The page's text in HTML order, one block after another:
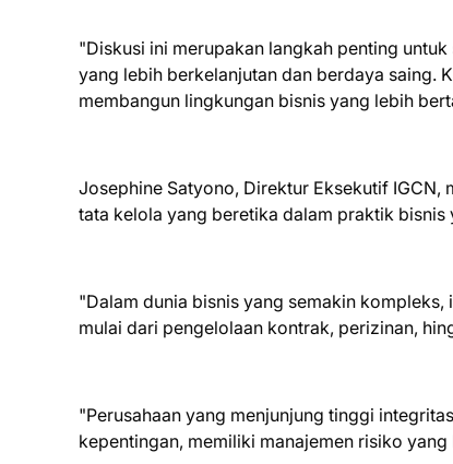
"Diskusi ini merupakan langkah penting
yang lebih berkelanjutan dan berdaya saing.
membangun lingkungan bisnis yang lebih
Josephine Satyono, Direktur Eksekutif
tata kelola yang beretika dalam praktik bisnis
"Dalam dunia bisnis yang semakin
mulai dari pengelolaan kontrak, perizinan,
"Perusahaan yang menjunjung tinggi
kepentingan, memiliki manajemen risiko